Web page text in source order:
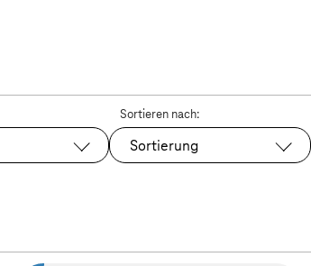
Sortieren nach:
Sortierung